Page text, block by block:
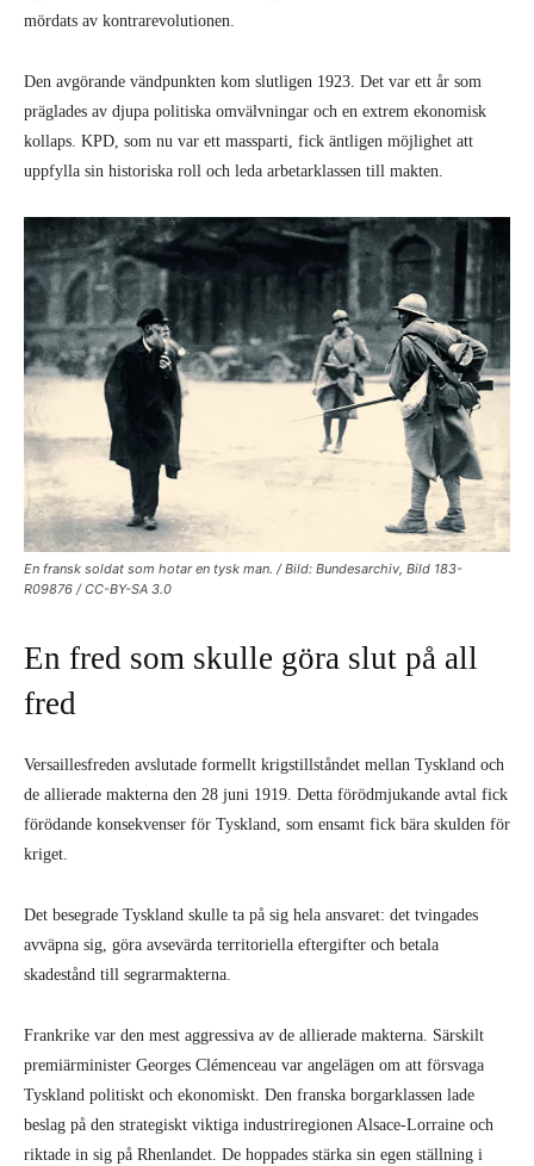
mördats av kontrarevolutionen.
Den avgörande vändpunkten kom slutligen 1923. Det var ett år som
präglades av djupa politiska omvälvningar och en extrem ekonomisk
kollaps. KPD, som nu var ett massparti, fick äntligen möjlighet att
uppfylla sin historiska roll och leda arbetarklassen till makten.
En fransk soldat som hotar en tysk man. / Bild: Bundesarchiv, Bild 183-
R09876 / CC-BY-SA 3.0
En fred som skulle göra slut på all
fred
Versaillesfreden avslutade formellt krigstillståndet mellan Tyskland och
de allierade makterna den 28 juni 1919. Detta förödmjukande avtal fick
förödande konsekvenser för Tyskland, som ensamt fick bära skulden för
kriget.
Det besegrade Tyskland skulle ta på sig hela ansvaret: det tvingades
avväpna sig, göra avsevärda territoriella eftergifter och betala
skadestånd till segrarmakterna.
Frankrike var den mest aggressiva av de allierade makterna. Särskilt
premiärminister Georges Clémenceau var angelägen om att försvaga
Tyskland politiskt och ekonomiskt. Den franska borgarklassen lade
beslag på den strategiskt viktiga industriregionen Alsace-Lorraine och
riktade in sig på Rhenlandet. De hoppades stärka sin egen ställning i